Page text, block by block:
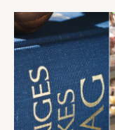
en
båda syftar till
stärker